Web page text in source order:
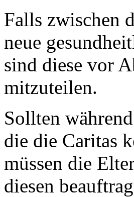
Falls zwischen
neue
sind diese vor
mitzuteilen.
Sollten
die die Caritas
müssen die
diesen